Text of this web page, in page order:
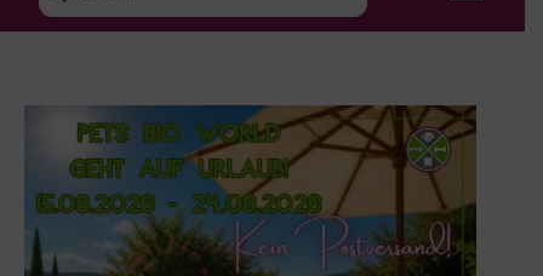
Neue Produkte
Shop
Ernährungsberatung!
Startseite